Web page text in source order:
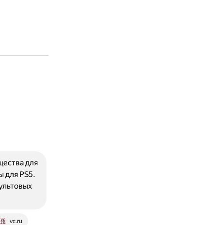
vc.ru
для
для PS5.